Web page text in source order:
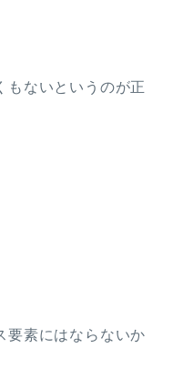
もないというのが正
要素にはならないか